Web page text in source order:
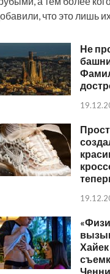
что это лишь
Не
Хайек